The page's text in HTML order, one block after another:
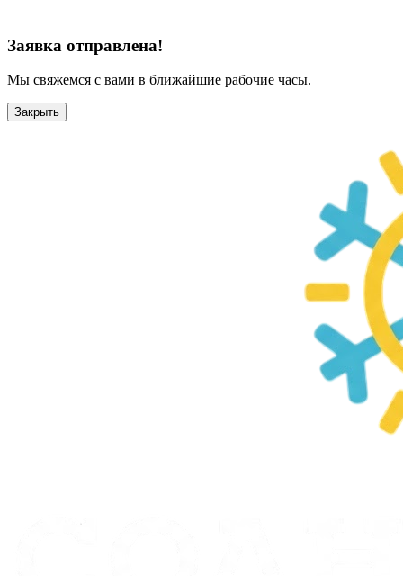
Заявка отправлена!
Мы свяжемся с вами в ближайшие рабочие часы.
Закрыть